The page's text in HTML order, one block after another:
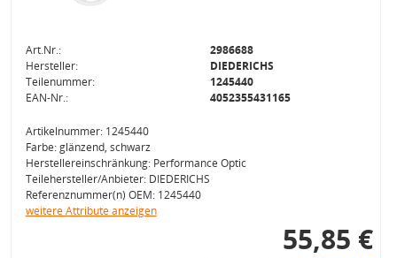
Art.Nr.:
2986688
Hersteller:
DIEDERICHS
Teilenummer:
1245440
EAN-Nr.:
4052355431165
Artikelnummer: 1245440
Farbe: glänzend, schwarz
Herstellereinschränkung: Performance Optic
Teilehersteller/Anbieter: DIEDERICHS
Referenznummer(n) OEM: 1245440
weitere Attribute anzeigen
55,85 €